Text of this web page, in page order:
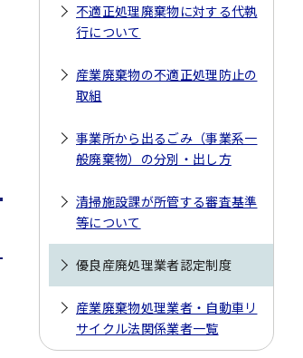
不適正処理廃棄物に対する代執
行について
産業廃棄物の不適正処理防止の
取組
事業所から出るごみ（事業系一
般廃棄物）の分別・出し方
清掃施設課が所管する審査基準
等について
優良産廃処理業者認定制度
産業廃棄物処理業者・自動車リ
サイクル法関係業者一覧